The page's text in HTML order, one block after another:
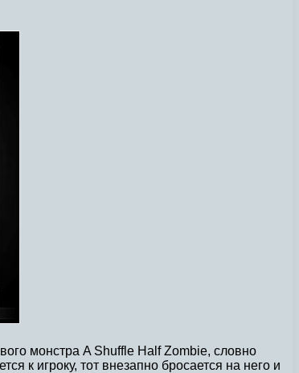
монстра A Shuffle Half Zombie, словно
к игроку, тот внезапно бросается на него и